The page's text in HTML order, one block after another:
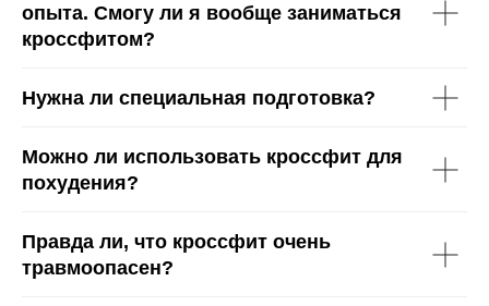
опыта. Смогу ли я вообще заниматься
кроссфитом?
Нужна ли специальная подготовка?
Можно ли использовать кроссфит для
похудения?
Правда ли, что кроссфит очень
травмоопасен?
Гарантия результата
Сертификаты
Цены
Персональные
клиентам
Ягодицы + Пресс
Кто мы
Тренеры